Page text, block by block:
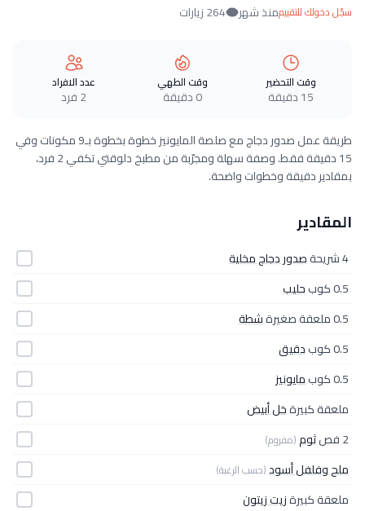
سجّل دخولك للتقييممنذ شهر 264 زيارات
وقت التحضير
15 دقيقة
وقت الطهي
0 دقيقة
عدد الافراد
2 فرد
طريقة عمل صدور دجاج مع صلصة المايونيز خطوة بخطوة بـ9 مكونات وفي
15 دقيقة فقط. وصفة سهلة ومجرّبة من مطبخ دلوقتي تكفي 2 فرد،
بمقادير دقيقة وخطوات واضحة.
المقادير
4 شريحة
صدور دجاج مخلية
0.5 كوب
حليب
0.5 ملعقة صغيرة
شطة
0.5 كوب
دقيق
0.5 كوب
مايونيز
ملعقة كبيرةخل أبيض
2 فص
ثوم(مفروم)
ملح وفلفل أسود(حسب الرغبة)
ملعقة كبيرةزيت زيتون